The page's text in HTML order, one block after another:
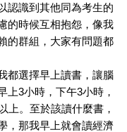
認識到其他同為考生的
的時候互相抱怨，像我
的群組，大家有問題都
都選擇早上讀書，讓腦
上3小時，下午3小時，
上。至於該讀什麼書，
，那我早上就會讀經濟